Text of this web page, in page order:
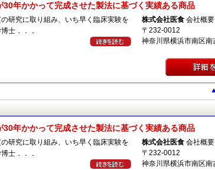
年かかって完成させた製法に基づく実績ある商品
研究に取り組み、いち早く臨床実験を
士．．．
株式会社医食 会社概要
〒232-0012
神奈川県横浜市南区
年かかって完成させた製法に基づく実績ある商品
研究に取り組み、いち早く臨床実験を
士．．．
株式会社医食 会社概要
〒232-0012
神奈川県横浜市南区